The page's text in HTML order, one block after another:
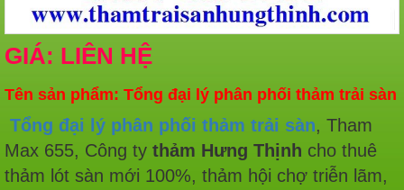
GIÁ: LIÊN HỆ
Tên sản phẩm: Tổng đại lý phân phối thảm trải sàn
Tổng đại lý phân phối thảm trải sàn, Tham
Max 655, Công ty thảm Hưng Thịnh cho thuê
thảm lót sàn mới 100%, thảm hội chợ triễn lãm,